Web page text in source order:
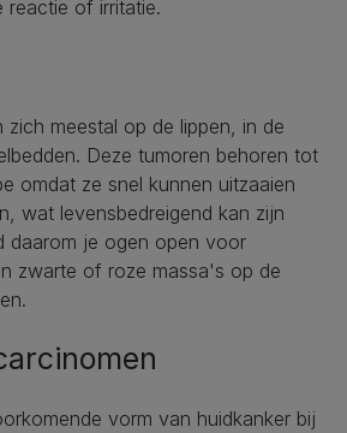
reactie of irritatie.
zich meestal op de lippen, in de
Deze tumoren behoren tot
omdat ze snel kunnen uitzaaien
wat levensbedreigend kan zijn
daarom je ogen open voor
zwarte of roze massa's op de
vorm van huidkanker bij